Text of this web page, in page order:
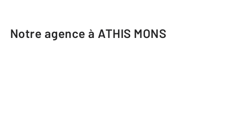
Notre agence à ATHIS MONS